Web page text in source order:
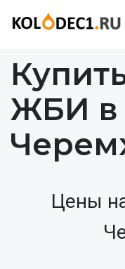
ЖБИ в
Цены